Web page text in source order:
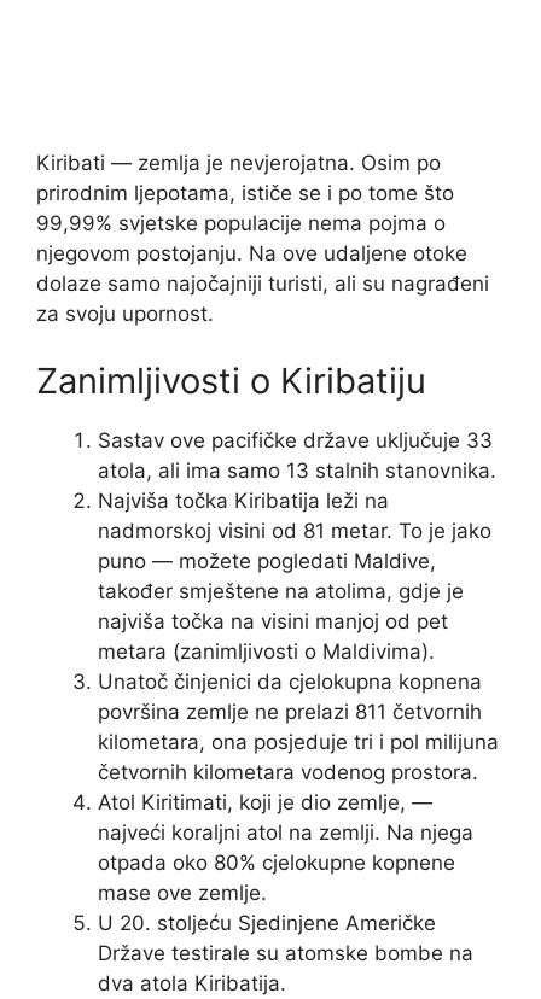
Kiribati — zemlja je nevjerojatna. Osim po
prirodnim ljepotama, ističe se i po tome što
99,99% svjetske populacije nema pojma o
njegovom postojanju. Na ove udaljene otoke
dolaze samo najočajniji turisti, ali su nagrađeni
za svoju upornost.
Zanimljivosti o Kiribatiju
Sastav ove pacifičke države uključuje 33
atola, ali ima samo 13 stalnih stanovnika.
Najviša točka Kiribatija leži na
nadmorskoj visini od 81 metar. To je jako
puno — možete pogledati Maldive,
također smještene na atolima, gdje je
najviša točka na visini manjoj od pet
metara (zanimljivosti o Maldivima).
Unatoč činjenici da cjelokupna kopnena
površina zemlje ne prelazi 811 četvornih
kilometara, ona posjeduje tri i pol milijuna
četvornih kilometara vodenog prostora.
Atol Kiritimati, koji je dio zemlje, —
najveći koraljni atol na zemlji. Na njega
otpada oko 80% cjelokupne kopnene
mase ove zemlje.
U 20. stoljeću Sjedinjene Američke
Države testirale su atomske bombe na
dva atola Kiribatija.